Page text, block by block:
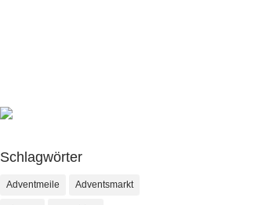
Schlagwörter
Adventmeile Adventsmarkt